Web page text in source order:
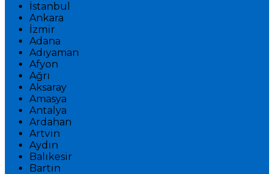
İstanbul
Ankara
İzmir
Adana
Adıyaman
Afyon
Ağrı
Aksaray
Amasya
Antalya
Ardahan
Artvin
Aydın
Balıkesir
Bartın